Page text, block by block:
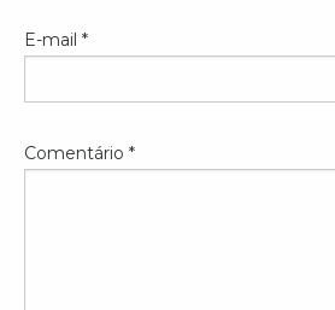
E-mail *
Comentário *